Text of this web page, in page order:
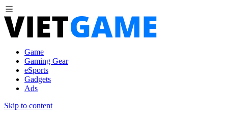
Game
Gaming Gear
eSports
Gadgets
Ads
Skip to content